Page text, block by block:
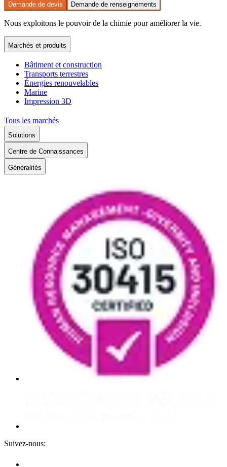
Demande de devis Demande de renseignements
Nous exploitons le pouvoir de la chimie pour améliorer la vie.
Marchés et produits
Bâtiment et construction
Transports terrestres
Énergies renouvelables
Marine
Impression 3D
Tous les marchés
Solutions
Centre de Connaissances
Généralités
Suivez-nous: